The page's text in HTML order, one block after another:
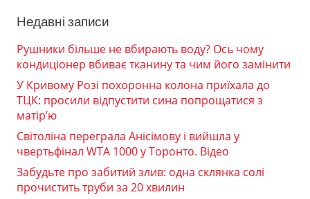
Недавні записи
Рушники більше не вбирають воду? Ось чому
кондиціонер вбиває тканину та чим його замінити
У Кривому Розі похоронна колона приїхала до
ТЦК: просили відпустити сина попрощатися з
матір’ю
Світоліна переграла Анісімову і вийшла у
чвертьфінал WTA 1000 у Торонто. Відео
Забудьте про забитий злив: одна склянка солі
прочистить труби за 20 хвилин